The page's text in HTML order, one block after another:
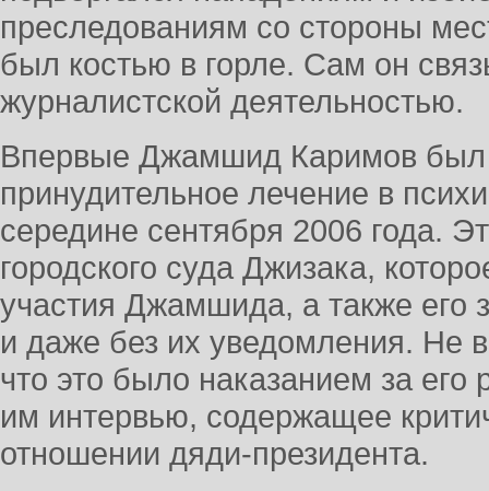
преследованиям со стороны
был костью в горле. Сам он
журналистской деятельностью.
Впервые Джамшид Каримов
принудительное лечение в
середине сентября 2006 года.
городского суда Джизака,
участия Джамшида, а также его
и даже без их уведомления. Не
что это было наказанием за его
им интервью, содержащее
отношении дяди-президента.